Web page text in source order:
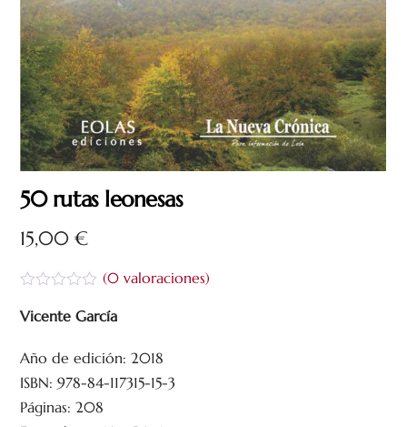
50 rutas leonesas
15,00€
a
r
d
o
c
(0valoraciones)
Vicente García
Año de edición: 2018
ISBN: 978-84-117315-15-3
Páginas: 208